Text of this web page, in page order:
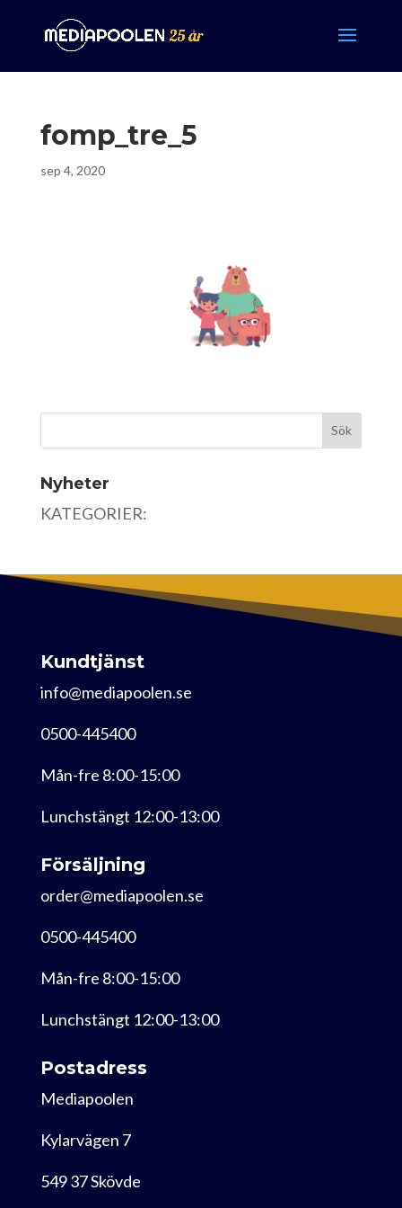
fomp_tre_5
sep 4, 2020
Nyheter
KATEGORIER:
Kundtjänst
info@mediapoolen.se
0500-445400
Mån-fre 8:00-15:00
Lunchstängt 12:00-13:00
Försäljning
order@mediapoolen.se
0500-445400
Mån-fre 8:00-15:00
Lunchstängt 12:00-13:00
Postadress
Mediapoolen
Kylarvägen 7
549 37 Skövde